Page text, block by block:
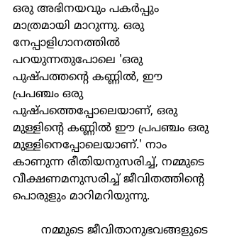
ഒരു അഭിനയവും പകര്‍പ്പും
മാത്രമായി മാറുന്നു. ഒരു
നേപ്പാളിഗാനത്തില്‍
പറയുന്നതുപോലെ 'ഒരു
പുഷ്പത്തന്‍റെ കണ്ണില്‍, ഈ
പ്രപഞ്ചം ഒരു
പുഷ്പത്തെപ്പോലെയാണ്, ഒരു
മുള്ളിന്‍റെ കണ്ണില്‍ ഈ പ്രപഞ്ചം ഒരു
മുള്ളിനെപ്പോലെയാണ്.' നാം
കാണുന്ന രീതിയനുസരിച്ച്, നമ്മുടെ
വീക്ഷണമനുസരിച്ച് ജീവിതത്തിന്‍റെ
പൊരുളും മാറിമറിയുന്നു.